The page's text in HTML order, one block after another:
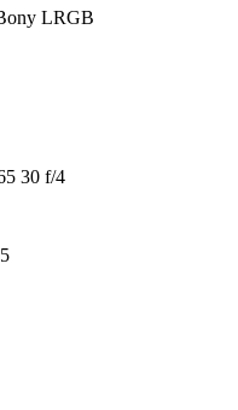
LRGB
30 f/4